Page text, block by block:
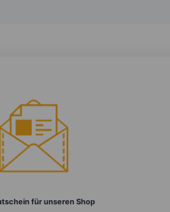
für unseren Shop